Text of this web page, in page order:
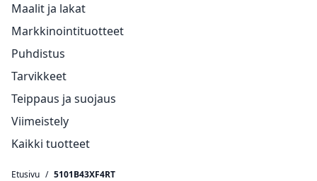
Maalit ja lakat
Markkinointituotteet
Puhdistus
Tarvikkeet
Teippaus ja suojaus
Viimeistely
Kaikki tuotteet
Etusivu / 5101B43XF4RT